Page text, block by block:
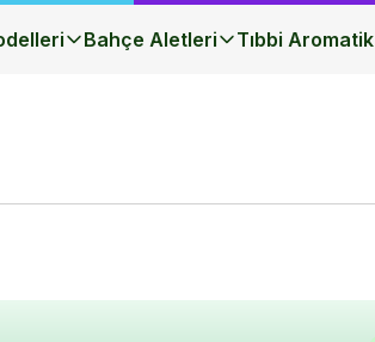
Bahçe Aletleri Tıbbi Aromatik